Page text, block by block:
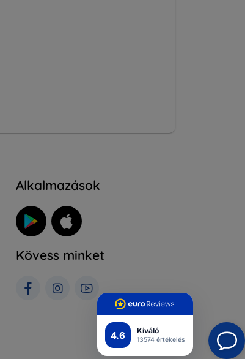
4.6 Kiváló
13574 értékelés
Alkalmazások
Kövess minket